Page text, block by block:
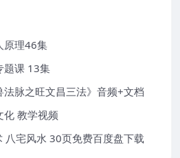
原理46集
题课 13集
脉之旺文昌三法》音频+文档
教学视频
八宅风水 30页免费百度盘下载